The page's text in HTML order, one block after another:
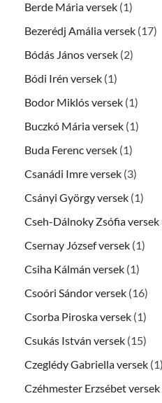
Berde Mária versek (1)
Bezerédj Amália versek (17)
Bódás János versek (2)
Bódi Irén versek (1)
Bodor Miklós versek (1)
Buczkó Mária versek (1)
Buda Ferenc versek (1)
Csanádi Imre versek (3)
Csányi György versek (1)
Cseh-Dálnoky Zsófia versek
Csernay József versek (1)
Csiha Kálmán versek (1)
Csoóri Sándor versek (16)
Csorba Piroska versek (1)
Csukás István versek (15)
Czeglédy Gabriella versek (1)
Czéhmester Erzsébet versek